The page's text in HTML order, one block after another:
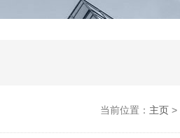
当前位置： 主页>